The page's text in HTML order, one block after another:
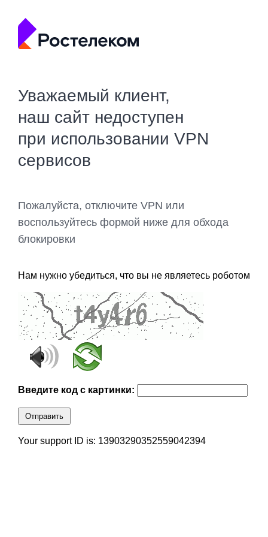
Уважаемый клиент,
наш сайт недоступен
при использовании VPN
сервисов
Пожалуйста, отключите VPN или
воспользуйтесь формой ниже для обхода
блокировки
Нам нужно убедиться, что вы не являетесь роботом
Введите код с картинки:
Отправить
Your support ID is: 13903290352559042394